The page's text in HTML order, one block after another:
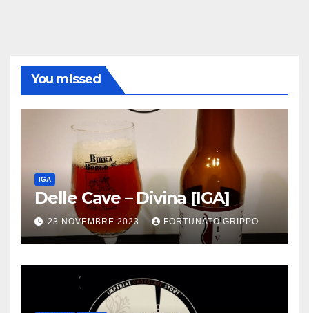
You missed
IGA
Delle Cave – Divina [IGA]
23 NOVEMBRE 2023 FORTUNATO GRIPPO